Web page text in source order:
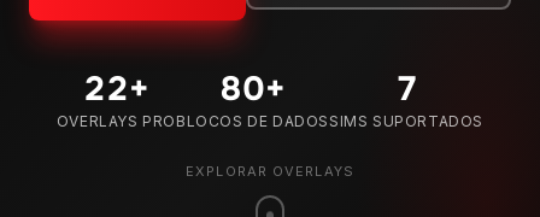
22+
OVERLAYS PRO
80+
BLOCOS DE DADOS
7
SIMS SUPORTADOS
EXPLORAR OVERLAYS